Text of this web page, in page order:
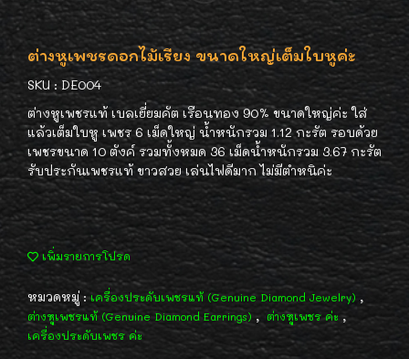
ต่างหูเพชรดอกไม้เรียง ขนาดใหญ่เต็มใบหูค่ะ
SKU : DE004
ต่างหูเพชรแท้ เบลเยี่ยมคัต เรือนทอง 90% ขนาดใหญ่ค่ะ ใส่
แล้วเต็มใบหู เพชร 6 เม็ดใหญ่ น้ำหนักรวม 1.12 กะรัต รอบด้วย
เพชรขนาด 10 ตังค์ รวมทั้งหมด 36 เม็ดน้ำหนักรวม 3.67 กะรัต
รับประกันเพชรแท้ ขาวสวย เล่นไฟดีมาก ไม่มีตำหนิค่ะ
เพิ่มรายการโปรด
หมวดหมู่ :เครื่องประดับเพชรแท้ (Genuine Diamond Jewelry) ,
ต่างหูเพชรแท้ (Genuine Diamond Earrings) , ต่างหูเพชร ค่ะ ,
เครื่องประดับเพชร ค่ะ